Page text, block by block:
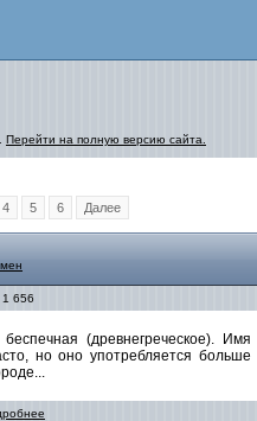
Перейти на полную версию сайта.
4 5 6 Далее
656
(древнегреческое). Имя
но оно употребляется больше